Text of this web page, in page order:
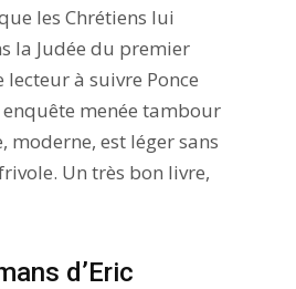
les Chrétiens lui
la Judée du premier
lecteur à suivre Ponce
menée tambour
moderne, est léger sans
Un très bon livre,
d’Eric